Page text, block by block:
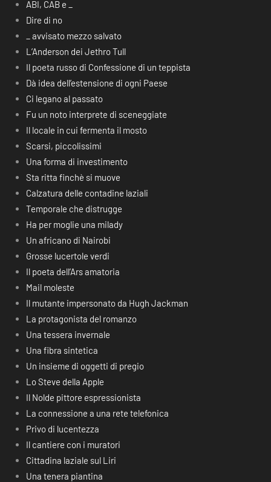
ABI, CAB e _
Dire di no
_ avvisato mezzo salvato
L’Anderson dei Jethro Tull
Il poeta russo di Confessione di un teppista
Dà idea dell’estensione di ogni Paese
Ci legano al passato
Fu un noto interprete di sceneggiate
Il locale in cui fermenta il mosto
Scarsi, piccolissimi
Una forma di investimento
Sta ritta finchè si muove
Calzatura delle contadine laziali
Temporale che distrugge
Ha per moglie una milady
Un africano di Nairobi
Grosse lucertole verdi
Il poeta dell’Ars amatoria
Mail moleste
Il mutante impersonato da Hugh Jackman
La protagonista del romanzo
Una tessera invernale
Una fibra sintetica
Un insieme di oggetti di pregio
Lo Steve della Apple
Il Nolde pittore espressionista
La connessione a una rete telefonica
Privo di lucentezza
Il cantiere con i muratori
Cittadina laziale sul Liri
Una tenera piantina